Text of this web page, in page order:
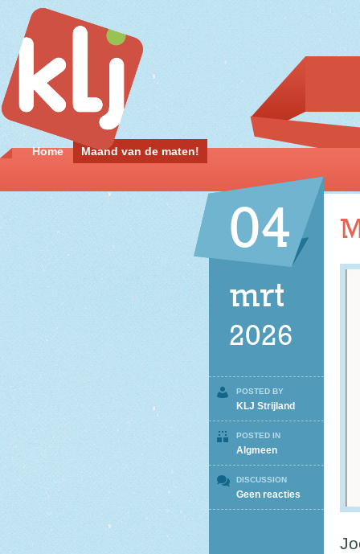
Home Maand van de maten!
04
mrt
2026
POSTED BY
KLJ Strijland
POSTED IN
Algmeen
DISCUSSION
Geen reacties
Maand